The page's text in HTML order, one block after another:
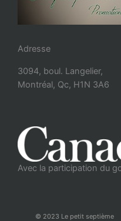
Adresse
3094, boul. Langelier,
Montréal, Qc, H1N 3A6
Avec la participation du
© 2023 Le petit septième